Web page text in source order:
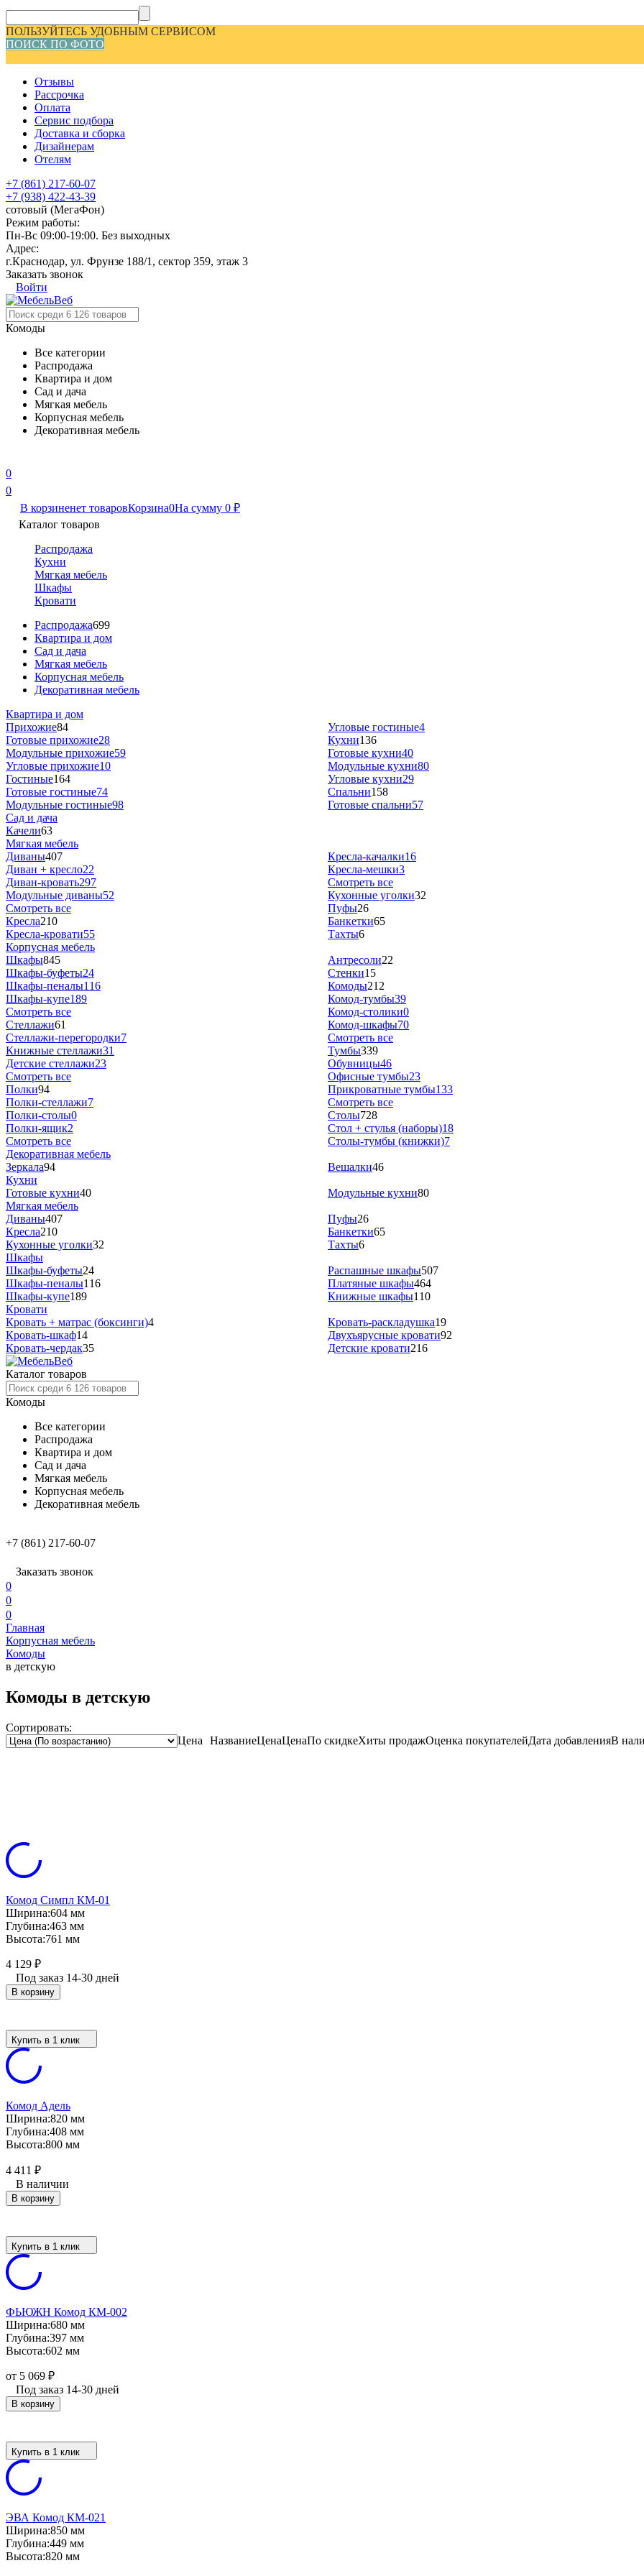
ПОЛЬЗУЙТЕСЬ УДОБНЫМ СЕРВИСОМ
ПОИСК ПО ФОТО
Отзывы
Рассрочка
Оплата
Сервис подбора
Доставка и сборка
Дизайнерам
Отелям
+7 (861) 217-60-07
+7 (938) 422-43-39
сотовый (МегаФон)
Режим работы:
Пн-Вс 09:00-19:00. Без выходных
Адрес:
г.Краснодар, ул. Фрунзе 188/1, сектор 359, этаж 3
Заказать звонок
Войти
Комоды
Все категории
Распродажа
Квартира и дом
Сад и дача
Мягкая мебель
Корпусная мебель
Декоративная мебель
0
0
В корзиненет товаровКорзина0На сумму 0 ₽
Каталог товаров
Распродажа
Кухни
Мягкая мебель
Шкафы
Кровати
Распродажа699
Квартира и дом
Сад и дача
Мягкая мебель
Корпусная мебель
Декоративная мебель
Квартира и дом
Прихожие84
Готовые прихожие28
Модульные прихожие59
Угловые прихожие10
Гостиные164
Готовые гостиные74
Модульные гостиные98
Угловые гостиные4
Кухни136
Готовые кухни40
Модульные кухни80
Угловые кухни29
Спальни158
Готовые спальни57
Сад и дача
Качели63
Мягкая мебель
Диваны407
Диван + кресло22
Диван-кровать297
Модульные диваны52
Смотреть все
Кресла210
Кресла-кровати55
Кресла-качалки16
Кресла-мешки3
Смотреть все
Кухонные уголки32
Пуфы26
Банкетки65
Тахты6
Корпусная мебель
Шкафы845
Шкафы-буфеты24
Шкафы-пеналы116
Шкафы-купе189
Смотреть все
Стеллажи61
Стеллажи-перегородки7
Книжные стеллажи31
Детские стеллажи23
Смотреть все
Полки94
Полки-стеллажи7
Полки-столы0
Полки-ящик2
Смотреть все
Антресоли22
Стенки15
Комоды212
Комод-тумбы39
Комод-столики0
Комод-шкафы70
Смотреть все
Тумбы339
Обувницы46
Офисные тумбы23
Прикроватные тумбы133
Смотреть все
Столы728
Стол + стулья (наборы)18
Столы-тумбы (книжки)7
Декоративная мебель
Зеркала94 Вешалки46
Кухни
Готовые кухни40 Модульные кухни80
Мягкая мебель
Диваны407
Кресла210
Кухонные уголки32
Пуфы26
Банкетки65
Тахты6
Шкафы
Шкафы-буфеты24
Шкафы-пеналы116
Шкафы-купе189
Распашные шкафы507
Платяные шкафы464
Книжные шкафы110
Кровати
Кровать + матрас (боксинги)4
Кровать-шкаф14
Кровать-чердак35
Кровать-раскладушка19
Двухъярусные кровати92
Детские кровати216
Каталог товаров
Комоды
Все категории
Распродажа
Квартира и дом
Сад и дача
Мягкая мебель
Корпусная мебель
Декоративная мебель
+7 (861) 217-60-07
Заказать звонок
0
0
0
Главная
Корпусная мебель
Комоды
в детскую
Комоды в детскую
Сортировать:
Цена
НазваниеЦенаЦенаПо скидкеХиты продажОценка покупателейДата добавленияВ
Комод Симпл КМ-01
Ширина:604 мм
Глубина:463 мм
Высота:761 мм
4 129 ₽
Под заказ 14-30 дней
В корзину
Купить в 1 клик
Комод Адель
Ширина:820 мм
Глубина:408 мм
Высота:800 мм
4 411 ₽
В наличии
В корзину
Купить в 1 клик
ФЬЮЖН Комод КМ-002
Ширина:680 мм
Глубина:397 мм
Высота:602 мм
от 5 069 ₽
Под заказ 14-30 дней
В корзину
Купить в 1 клик
ЭВА Комод КМ-021
Ширина:850 мм
Глубина:449 мм
Высота:820 мм